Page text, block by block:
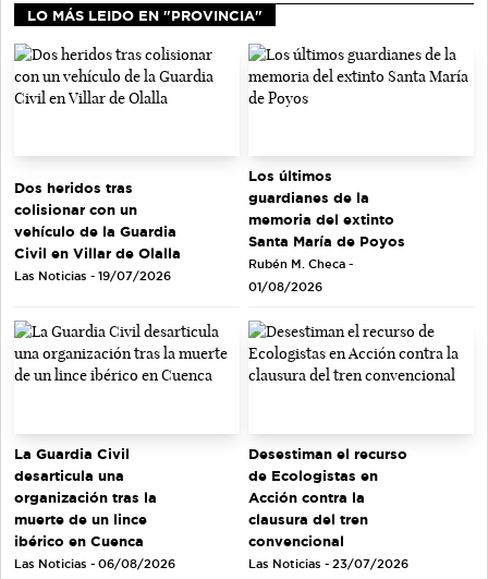
LO MÁS LEIDO EN "PROVINCIA"
Dos heridos tras
colisionar con un
vehículo de la Guardia
Civil en Villar de Olalla
Las Noticias - 19/07/2026
Los últimos
guardianes de la
memoria del extinto
Santa María de Poyos
Rubén M. Checa -
01/08/2026
La Guardia Civil
desarticula una
organización tras la
muerte de un lince
ibérico en Cuenca
Las Noticias - 06/08/2026
Desestiman el recurso
de Ecologistas en
Acción contra la
clausura del tren
convencional
Las Noticias - 23/07/2026